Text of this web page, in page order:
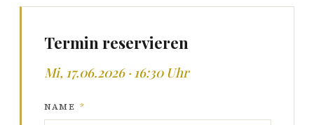
Termin reservieren
Mi, 17.06.2026 · 16:30 Uhr
NAME *